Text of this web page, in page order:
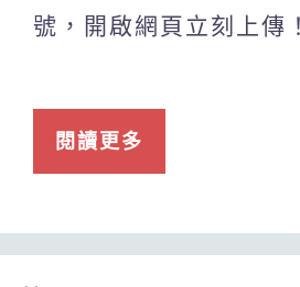
號，開啟網頁立刻上傳！
閱讀更多